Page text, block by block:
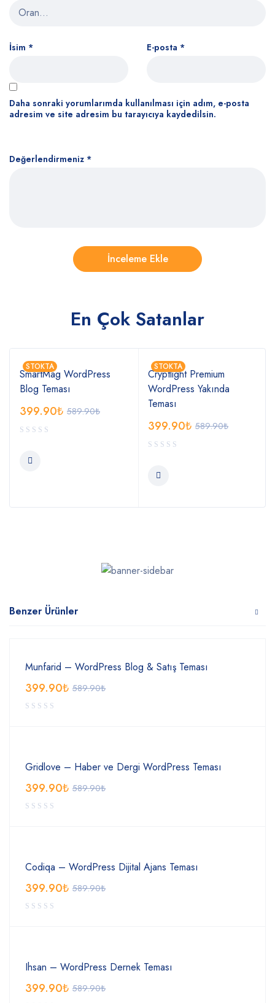
Değerlendirmeniz *
İsim * E-posta *
Daha sonraki yorumlarımda kullanılması için adım, e-posta
adresim ve site adresim bu tarayıcıya kaydedilsin.
En Çok Satanlar
STOKTA
SmartMag WordPress
Blog Teması
589.90₺
399.90₺
STOKTA
Cryptlight Premium
WordPress Yakında
Teması
589.90₺
399.90₺
Benzer Ürünler
Munfarid – WordPress Blog & Satış Teması
589.90₺
399.90₺
Gridlove – Haber ve Dergi WordPress Teması
589.90₺
399.90₺
Codiqa – WordPress Dijital Ajans Teması
589.90₺
399.90₺
Ihsan – WordPress Dernek Teması
589.90₺
399.90₺